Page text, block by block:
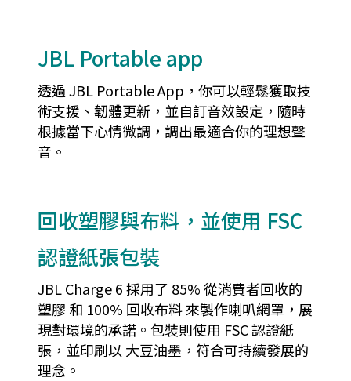
JBL Portable app
透過 JBL Portable App，你可以輕鬆獲取技
術支援、韌體更新，並自訂音效設定，隨時
根據當下心情微調，調出最適合你的理想聲
音。
回收塑膠與布料，並使用 FSC
認證紙張包裝
JBL Charge 6 採用了 85% 從消費者回收的
塑膠 和 100% 回收布料 來製作喇叭網罩，展
現對環境的承諾。包裝則使用 FSC 認證紙
張，並印刷以 大豆油墨，符合可持續發展的
理念。